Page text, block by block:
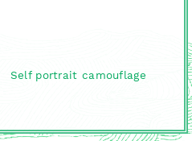
Self portrait camouflage